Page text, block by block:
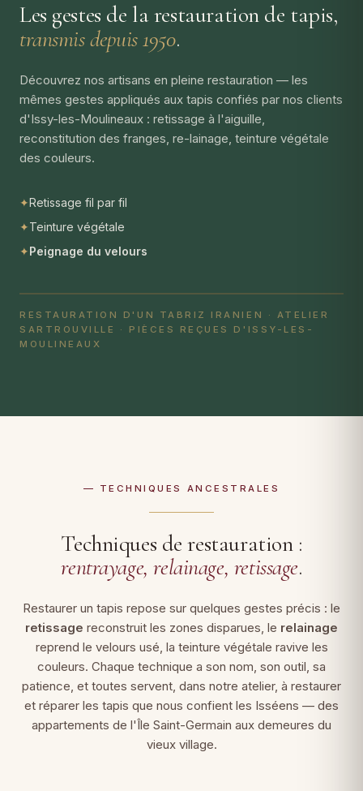
Les gestes de la restauration de tapis,
transmis depuis 1950.
Découvrez nos artisans en pleine restauration — les
mêmes gestes appliqués aux tapis confiés par nos clients
d'Issy-les-Moulineaux : retissage à l'aiguille,
reconstitution des franges, re-lainage, teinture végétale
des couleurs.
✦Retissage fil par fil
✦Teinture végétale
✦Peignage du velours
RESTAURATION D'UN TABRIZ IRANIEN · ATELIER
SARTROUVILLE · PIÈCES REÇUES D'ISSY-LES-
MOULINEAUX
— TECHNIQUES ANCESTRALES
Techniques de restauration :
rentrayage, relainage, retissage.
Restaurer un tapis repose sur quelques gestes précis : le
retissage reconstruit les zones disparues, le relainage
reprend le velours usé, la teinture végétale ravive les
couleurs. Chaque technique a son nom, son outil, sa
patience, et toutes servent, dans notre atelier, à restaurer
et réparer les tapis que nous confient les Isséens — des
appartements de l'Île Saint-Germain aux demeures du
vieux village.